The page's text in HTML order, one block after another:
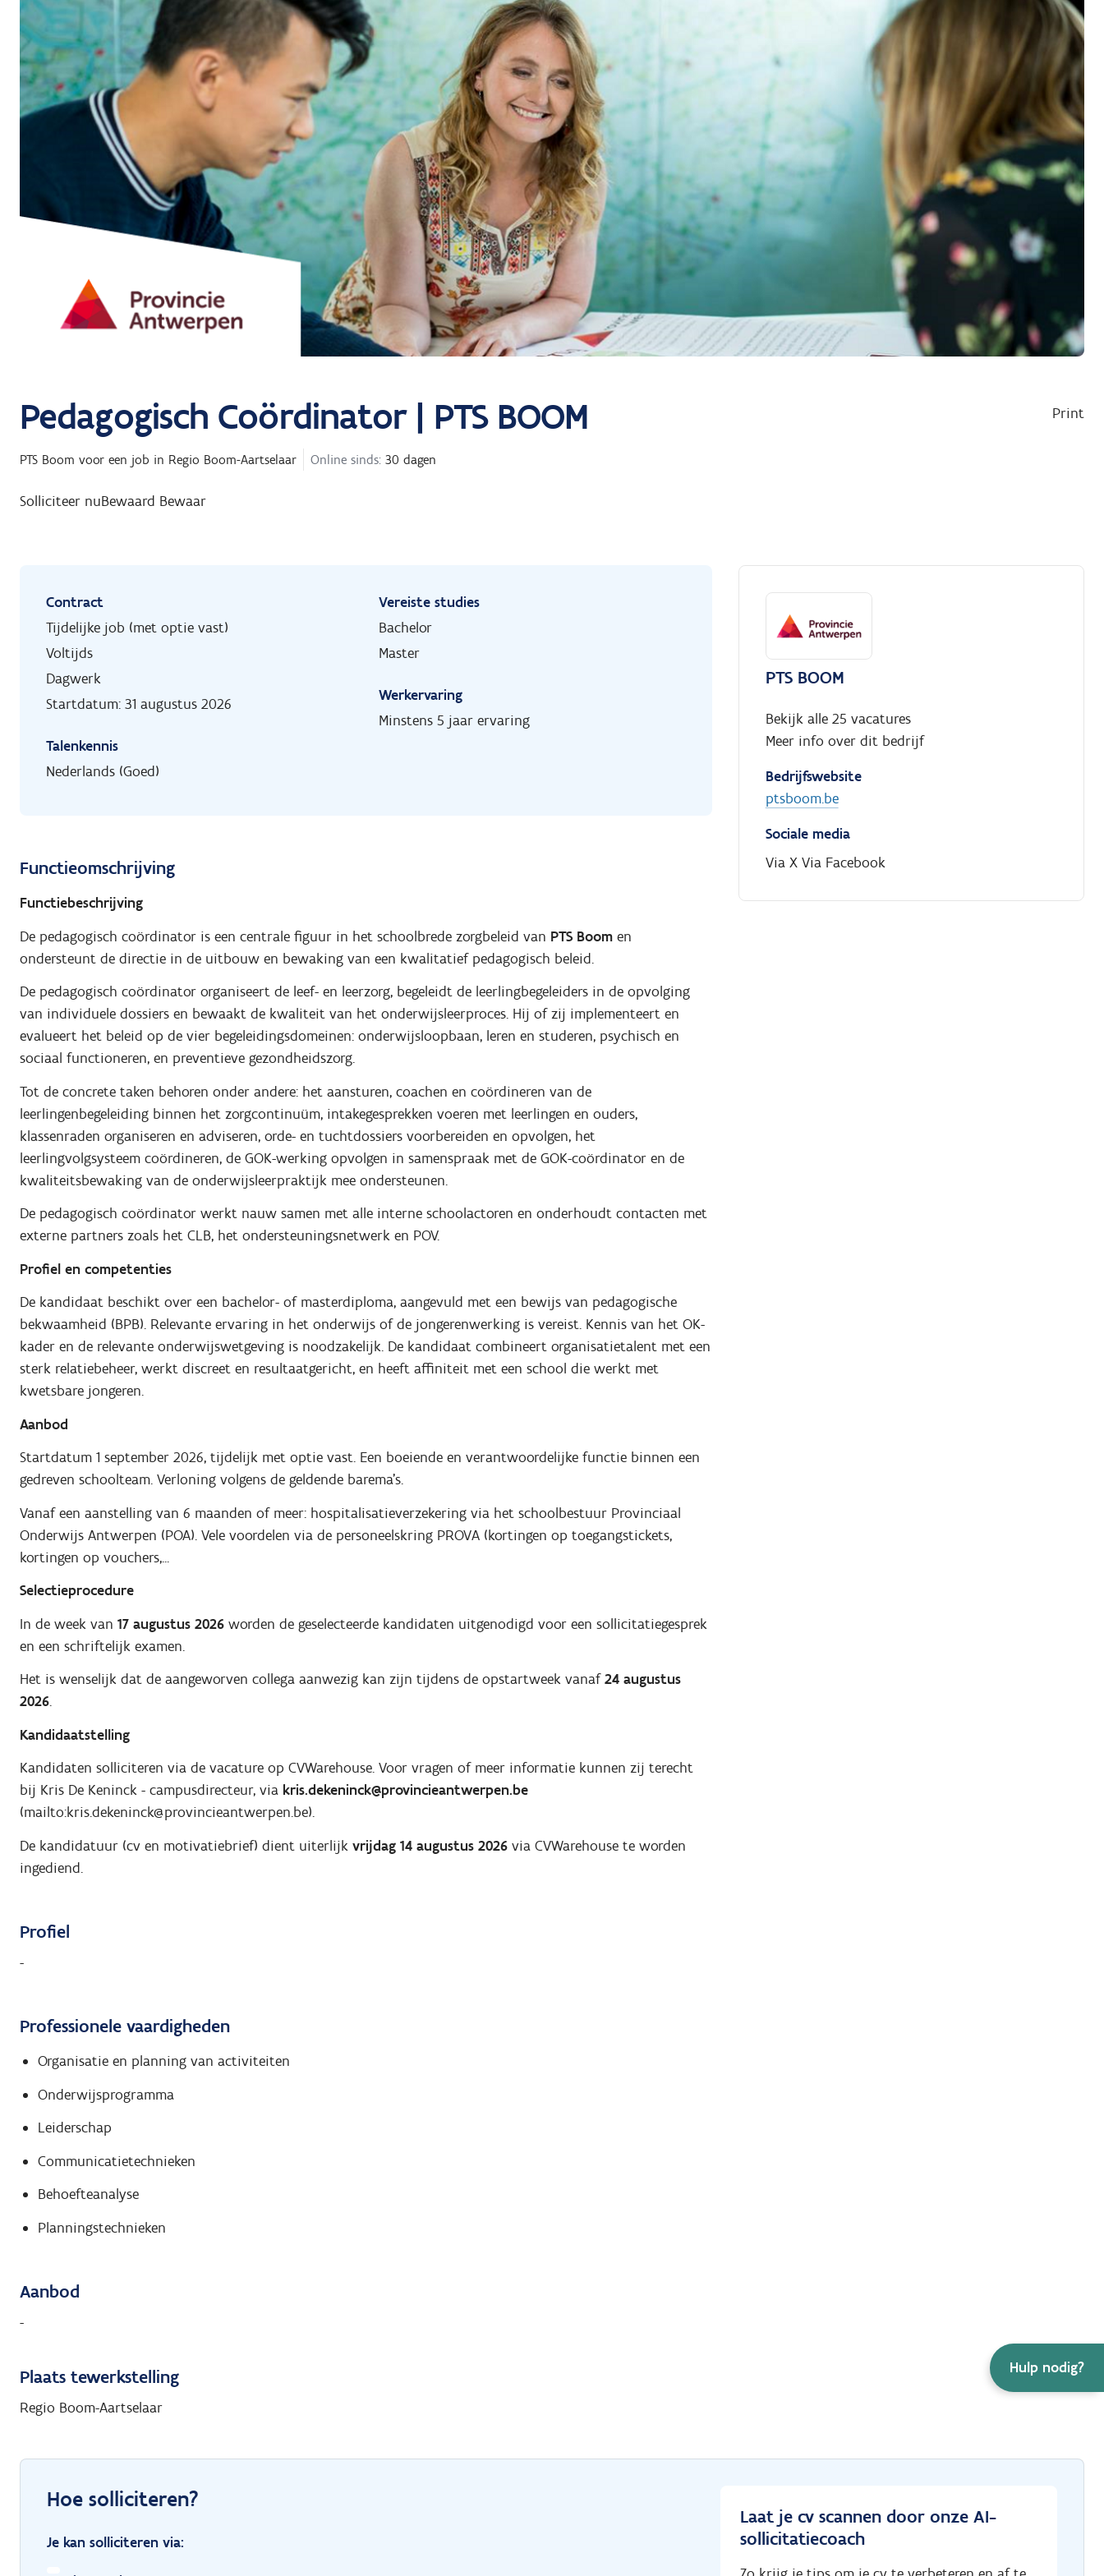
Hulp nodig?
Pedagogisch Coördinator | PTS BOOM Print
PTS Boom voor een job in Regio Boom-Aartselaar Online sinds: 30 dagen
Solliciteer nuBewaard Bewaar
Contract
Tijdelijke job (met optie vast)
Voltijds
Dagwerk
Startdatum: 31 augustus 2026
Talenkennis
Nederlands (Goed)
Vereiste studies
Bachelor
Master
Werkervaring
Minstens 5 jaar ervaring
Functieomschrijving
Functiebeschrijving
De pedagogisch coördinator is een centrale figuur in het schoolbrede zorgbeleid van PTS Boom en
ondersteunt de directie in de uitbouw en bewaking van een kwalitatief pedagogisch beleid.
De pedagogisch coördinator organiseert de leef- en leerzorg, begeleidt de leerlingbegeleiders in de opvolging
van individuele dossiers en bewaakt de kwaliteit van het onderwijsleerproces. Hij of zij implementeert en
evalueert het beleid op de vier begeleidingsdomeinen: onderwijsloopbaan, leren en studeren, psychisch en
sociaal functioneren, en preventieve gezondheidszorg.
Tot de concrete taken behoren onder andere: het aansturen, coachen en coördineren van de
leerlingenbegeleiding binnen het zorgcontinuüm, intakegesprekken voeren met leerlingen en ouders,
klassenraden organiseren en adviseren, orde- en tuchtdossiers voorbereiden en opvolgen, het
leerlingvolgsysteem coördineren, de GOK-werking opvolgen in samenspraak met de GOK-coördinator en de
kwaliteitsbewaking van de onderwijsleerpraktijk mee ondersteunen.
De pedagogisch coördinator werkt nauw samen met alle interne schoolactoren en onderhoudt contacten met
externe partners zoals het CLB, het ondersteuningsnetwerk en POV.
Profiel en competenties
De kandidaat beschikt over een bachelor- of masterdiploma, aangevuld met een bewijs van pedagogische
bekwaamheid (BPB). Relevante ervaring in het onderwijs of de jongerenwerking is vereist. Kennis van het OK-
kader en de relevante onderwijswetgeving is noodzakelijk. De kandidaat combineert organisatietalent met een
sterk relatiebeheer, werkt discreet en resultaatgericht, en heeft affiniteit met een school die werkt met
kwetsbare jongeren.
Aanbod
Startdatum 1 september 2026, tijdelijk met optie vast. Een boeiende en verantwoordelijke functie binnen een
gedreven schoolteam. Verloning volgens de geldende barema’s.
Vanaf een aanstelling van 6 maanden of meer: hospitalisatieverzekering via het schoolbestuur Provinciaal
Onderwijs Antwerpen (POA). Vele voordelen via de personeelskring PROVA (kortingen op toegangstickets,
kortingen op vouchers,...
Selectieprocedure
In de week van 17 augustus 2026 worden de geselecteerde kandidaten uitgenodigd voor een sollicitatiegesprek
en een schriftelijk examen.
Het is wenselijk dat de aangeworven collega aanwezig kan zijn tijdens de opstartweek vanaf24 augustus
2026.
Kandidaatstelling
Kandidaten solliciteren via de vacature op CVWarehouse. Voor vragen of meer informatie kunnen zij terecht
bij Kris De Keninck - campusdirecteur, via kris.dekeninck@provincieantwerpen.be
(mailto:kris.dekeninck@provincieantwerpen.be).
De kandidatuur (cv en motivatiebrief) dient uiterlijk vrijdag 14 augustus 2026 via CVWarehouse te worden
ingediend.
Profiel
-
Professionele vaardigheden
Organisatie en planning van activiteiten
Onderwijsprogramma
Leiderschap
Communicatietechnieken
Behoefteanalyse
Planningstechnieken
Aanbod
-
PTS BOOM
Bekijk alle 25 vacatures
Meer info over dit bedrijf
Bedrijfswebsite
ptsboom.be
Sociale media
Via X Via Facebook
Plaats tewerkstelling
Regio Boom-Aartselaar
Hoe solliciteren?
Je kan solliciteren via:
Laat je cv scannen door onze AI-
sollicitatiecoach